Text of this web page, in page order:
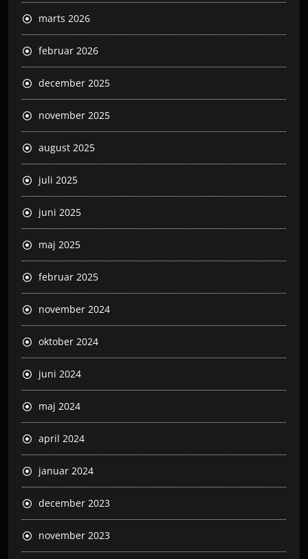
marts 2026
februar 2026
december 2025
november 2025
august 2025
juli 2025
juni 2025
maj 2025
februar 2025
november 2024
oktober 2024
juni 2024
maj 2024
april 2024
januar 2024
december 2023
november 2023